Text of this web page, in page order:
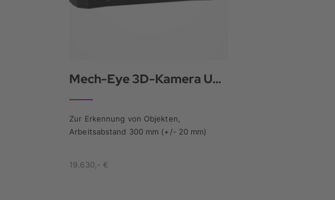
Mech-Eye 3D-Kamera UHP
Zur Erkennung von Objekten,
Arbeitsabstand 300 mm (+/- 20 mm)
19.630,- €